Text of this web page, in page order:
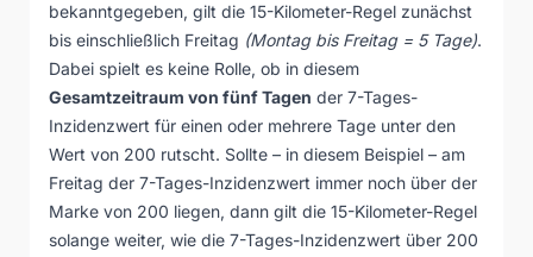
bekanntgegeben, gilt die 15-Kilometer-Regel zunächst
bis einschließlich Freitag (Montag bis Freitag = 5 Tage).
Dabei spielt es keine Rolle, ob in diesem
Gesamtzeitraum von fünf Tagen der 7-Tages-
Inzidenzwert für einen oder mehrere Tage unter den
Wert von 200 rutscht. Sollte – in diesem Beispiel – am
Freitag der 7-Tages-Inzidenzwert immer noch über der
Marke von 200 liegen, dann gilt die 15-Kilometer-Regel
solange weiter, wie die 7-Tages-Inzidenzwert über 200